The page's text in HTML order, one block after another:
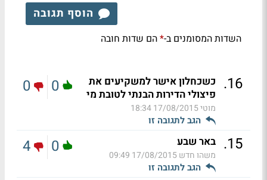
הוסף תגובה
השדות המסומנים ב-*הם שדות חובה
16
. כשכחלון אישר למשקיעים את
פיצולי הדירות הבנתי לטובת מי
מוטי17/08/2015 18:34
הגב לתגובה זו
0
0
15
. באר שבע
משהו חדש17/08/2015 09:49
הגב לתגובה זו
0
4